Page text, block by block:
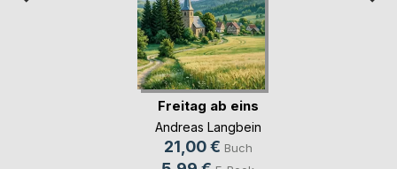
Freitag ab eins
Andreas Langbein
21,00 € Buch